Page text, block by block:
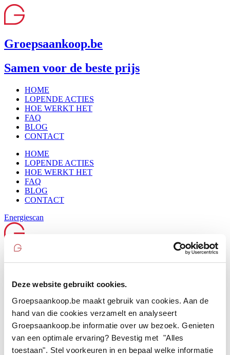
Deze website gebruikt cookies.
Groepsaankoop.be maakt gebruik van cookies. Aan de
hand van die cookies verzamelt en analyseert
Groepsaankoop.be informatie over uw bezoek. Genieten
van een optimale ervaring? Bevestig met "Alles
toestaan". Stel voorkeuren in en bepaal welke informatie
Ga
naar
de
Groepsaankoop.be
Samen voor de beste prijs
HOME
LOPENDE ACTIES
HOE WERKT HET
FAQ
BLOG
CONTACT
HOME
LOPENDE ACTIES
HOE WERKT HET
FAQ
BLOG
CONTACT
Energiescan
FAQ
HOME
HOE WERKT HET
LOPENDE ACTIES
FAQ
CONTACT